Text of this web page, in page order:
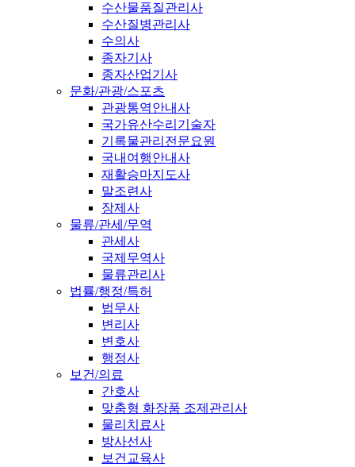
수산물품질관리사
수산질병관리사
수의사
종자기사
종자산업기사
문화/관광/스포츠
관광통역안내사
국가유산수리기술자
기록물관리전문요원
국내여행안내사
재활승마지도사
말조련사
장제사
물류/관세/무역
관세사
국제무역사
물류관리사
법률/행정/특허
법무사
변리사
변호사
행정사
보건/의료
간호사
맞춤형 화장품 조제관리사
물리치료사
방사선사
보건교육사